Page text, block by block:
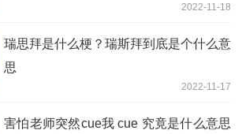
2022-11-18
瑞思拜是什么梗？瑞斯拜到底是个什么意
思
2022-11-17
害怕老师突然cue我 cue 究竟是什么意思